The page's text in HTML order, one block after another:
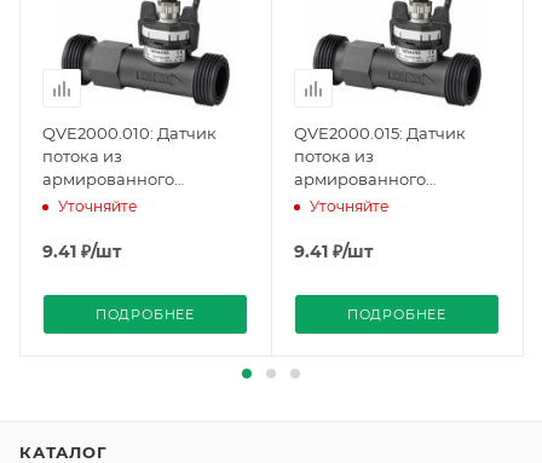
QVE2000.010: Датчик
потока из
армированного
стекловолокном
в трубопроводах, DN10,
S189), Siemens
Уточняйте
9.41 ₽/шт
ПОДРОБНЕЕ
QVE2000.015: Датчик
потока из
армированного
стекловолокном
в трубопроводах, DN15,
S190), Siemens
Уточняйте
9.41 ₽/шт
ПОДРОБНЕЕ
КАТАЛОГ